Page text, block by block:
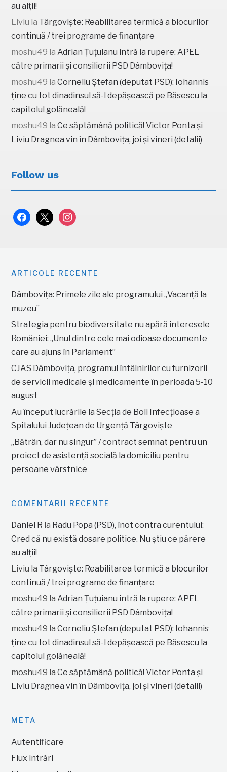
au alții!
Liviu la Târgoviște: Reabilitarea termică a blocurilor
continuă / trei programe de finanțare
moshu49 la Adrian Țuțuianu intră la rupere: APEL
către primarii și consilierii PSD Dâmbovița!
moshu49 laCorneliu Ștefan (deputat PSD): Iohannis
ține cu tot dinadinsul să-l depășească pe Băsescu la
capitolul golăneală!
moshu49 laCe săptămână politică! Victor Ponta și
Liviu Dragnea vin în Dâmbovița, joi și vineri (detalii)
Follow us
facebook
x instagram
ARTICOLE RECENTE
Dâmbovița: Primele zile ale programului „Vacanță la
muzeu”
Strategia pentru biodiversitate nu apără interesele
României: „Unul dintre cele mai odioase documente
care au ajuns în Parlament”
CJAS Dâmbovița, programul întâlnirilor cu furnizorii
de servicii medicale și medicamente în perioada 5-10
august
Au început lucrările la Secția de Boli Infecțioase a
Spitalului Județean de Urgență Târgoviște
„Bătrân, dar nu singur” / contract semnat pentru un
proiect de asistență socială la domiciliu pentru
persoane vârstnice
COMENTARII RECENTE
Daniel R la Radu Popa (PSD), înot contra curentului:
Cred că nu există dosare politice. Nu știu ce părere
au alții!
Liviu la Târgoviște: Reabilitarea termică a blocurilor
continuă / trei programe de finanțare
moshu49 la Adrian Țuțuianu intră la rupere: APEL
către primarii și consilierii PSD Dâmbovița!
moshu49 laCorneliu Ștefan (deputat PSD): Iohannis
ține cu tot dinadinsul să-l depășească pe Băsescu la
capitolul golăneală!
moshu49 laCe săptămână politică! Victor Ponta și
Liviu Dragnea vin în Dâmbovița, joi și vineri (detalii)
META
Autentificare
Flux intrări